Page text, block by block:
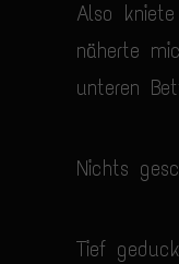
Also
näherte
unteren
Nichts
Tief